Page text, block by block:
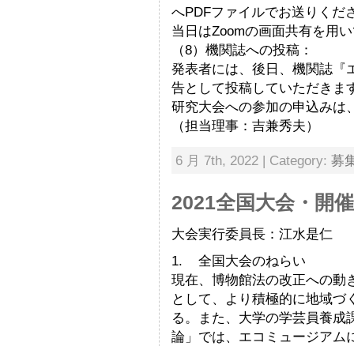
へPDFファイルでお送りくだ
当日はZoomの画面共有を用
（8）機関誌への投稿：
発表者には、後日、機関誌『
告として投稿していただきま
研究大会への参加の申込みは
（担当理事：吉兼秀夫）
6 月 7th, 2022 | Category: 募
2021全国大会・開
大会実行委員長：江水是仁
1. 全国大会のねらい
現在、博物館法の改正への動
として、より積極的に地域
る。また、大学の学芸員養成
論」では、エコミュージアム